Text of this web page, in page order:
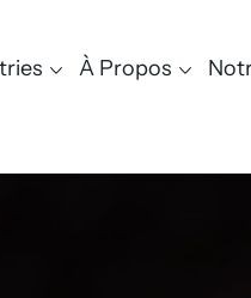
À Propos